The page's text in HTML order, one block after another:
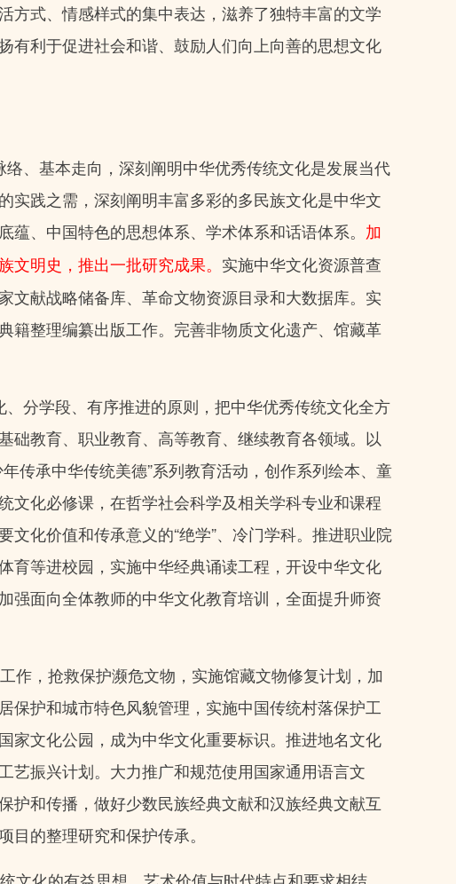
方式、情感样式的集中表达，滋养了独特丰富的文学
有利于促进社会和谐、鼓励人们向上向善的思想文化
、基本走向，深刻阐明中华优秀传统文化是发展当代
实践之需，深刻阐明丰富多彩的多民族文化是中华文
、中国特色的思想体系、学术体系和话语体系。 加
明史，推出一批研究成果。 实施中华文化资源普查
文献战略储备库、革命文物资源目录和大数据库。实
籍整理编纂出版工作。完善非物质文化遗产、馆藏革
分学段、有序推进的原则，把中华优秀传统文化全方
础教育、职业教育、高等教育、继续教育各领域。以
传承中华传统美德”系列教育活动，创作系列绘本、童
文化必修课，在哲学社会科学及相关学科专业和课程
化价值和传承意义的“绝学”、冷门学科。推进职业院
育等进校园，实施中华经典诵读工程，开设中华文化
强面向全体教师的中华文化教育培训，全面提升师资
作，抢救保护濒危文物，实施馆藏文物修复计划，加
保护和城市特色风貌管理，实施中国传统村落保护工
家文化公园，成为中华文化重要标识。推进地名文化
艺振兴计划。大力推广和规范使用国家通用语言文
护和传播，做好少数民族经典文献和汉族经典文献互
的整理研究和保护传承。